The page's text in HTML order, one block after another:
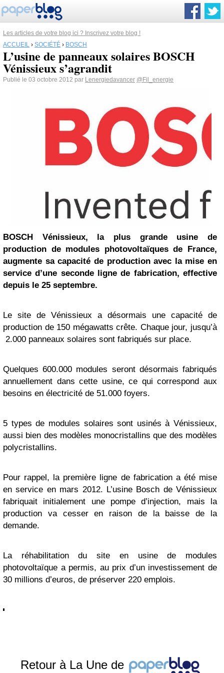
Les articles de votre blog ici ? Inscrivez votre blog !
ACCUEIL › SOCIÉTÉ › BOSCH
L’usine de panneaux solaires BOSCH
Vénissieux s’agrandit
Publié le 03 octobre 2012 par Lenergiedavancer @Fil_energie
BOSCH
Vénissieux, la plus grande usine de
production de modules photovoltaïques de France,
augmente sa capacité de production avec la mise en
service d’une seconde ligne de fabrication, effective
depuis le 25 septembre.
Le site de Vénissieux a désormais une capacité de
production de 150 mégawatts crête. Chaque jour, jusqu’à
2.000 panneaux solaires sont fabriqués sur place.
Quelques 600.000 modules seront désormais fabriqués
annuellement dans cette usine, ce qui correspond aux
besoins en électricité de 51.000 foyers.
5 types de modules solaires sont usinés à Vénissieux,
aussi bien des modèles monocristallins que des modèles
polycristallins.
Pour rappel, la première ligne de fabrication a été mise
en service en mars 2012. L’usine Bosch de Vénissieux
fabriquait initialement une pompe d’injection, mais la
production va cesser en raison de la baisse de la
demande.
La réhabilitation du site en usine de modules
photovoltaïque a permis, au prix d’un investissement de
30 millions d’euros, de préserver 220 emplois.
Retour à La Une de